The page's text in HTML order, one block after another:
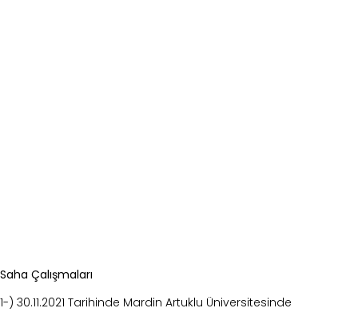
Saha Çalışmaları
1-) 30.11.2021 Tarihinde Mardin Artuklu Üniversitesinde